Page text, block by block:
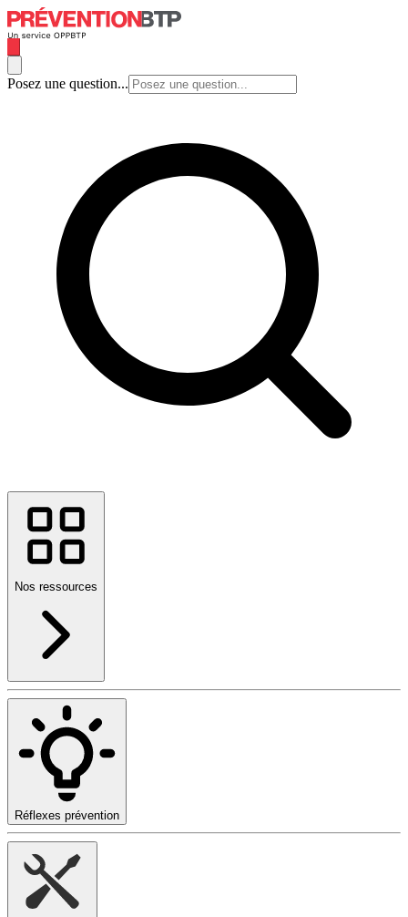
Posez une question...
Nos ressources
Réflexes prévention